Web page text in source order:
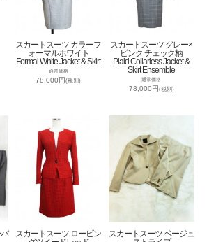
スカートスーツ カラーフ
ォーマルホワイト
Formal White Jacket & Skirt
通常価格
78,000円(税別)
スカートスーツ グレー×
ピンク チェック柄
Plaid Collarless Jacket &
Skirt Ensemble
通常価格
78,000円(税別)
スカートスーツ ロービン
スカートスーツ ベージュ